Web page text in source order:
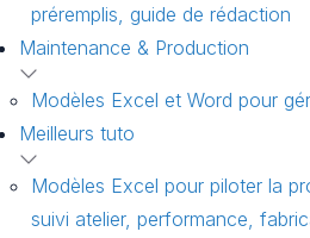
préremplis, guide de rédaction
Maintenance & Production
Modèles Excel et Word pour
Meilleurs tuto
Modèles Excel pour piloter la
suivi atelier, performance,